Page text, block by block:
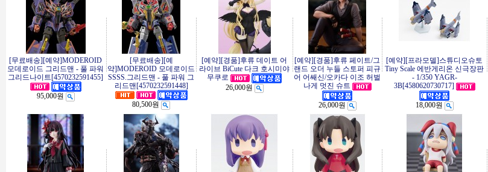
[무료배송][예약]MODEROID
모데로이드 그리드맨 - 풀 파워
그리드나이트[4570232591455]
95,000원
[무료배송][예
약]MODEROID 모데로이드
SSSS.그리드맨 - 풀 파워 그
리드맨[4570232591448]
80,500원
[예약][경품]후류 데이트 어
라이브 BiCute 다크 호시미야
무쿠로
26,000원
[예약][경품]후류 페이트/그
랜드 오더 누들 스토퍼 피규
어 어쌔신/오카다 이조 허벌
나게 멋진 슈트
26,000원
[예약][프라모델]스튜디오슈토
Tiny Scale 에반게리온 신극장판
- 1/350 YAGR-
3B[4580620730717]
18,000원